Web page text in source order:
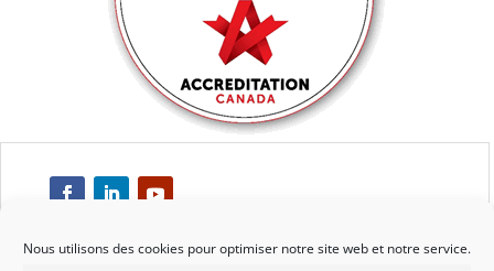
Nous utilisons des cookies pour optimiser notre site web et notre service.